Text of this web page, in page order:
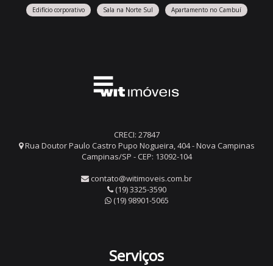
Edifício corporativo Sala na Norte Sul Apartamento no Cambuí
CRECI: 27847
Rua Doutor Paulo Castro Pupo Nogueira, 404 - Nova Campinas
Campinas/SP - CEP: 13092-104
contato@witimoveis.com.br
(19) 3325-3590
(19) 98901-5065
Serviços